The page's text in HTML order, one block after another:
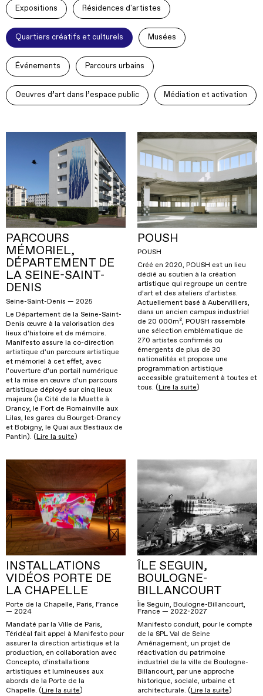
Expositions Résidences d'artistes
Quartiers créatifs et culturels Musées
Événements Parcours urbains
Oeuvres d’art dans l’espace public Médiation et activation
PARCOURS
MÉMORIEL,
DÉPARTEMENT DE
LA SEINE-SAINT-
DENIS
Seine-Saint-Denis — 2025
Le Département de la Seine-Saint-
Denis œuvre à la valorisation des
lieux d'histoire et de mémoire.
Manifesto assure la co-direction
artistique d’un parcours artistique
et mémoriel à cet effet, avec
l’ouverture d’un portail numérique
et la mise en œuvre d’un parcours
artistique déployé sur cinq lieux
majeurs (la Cité de la Muette à
Drancy, le Fort de Romainville aux
Lilas, les gares du Bourget-Drancy
et Bobigny, le Quai aux Bestiaux de
Pantin). (Lire la suite)
POUSH
POUSH
Créé en 2020, POUSH est un lieu
dédié au soutien à la création
artistique qui regroupe un centre
d’art et des ateliers d’artistes.
Actuellement basé à Aubervilliers,
dans un ancien campus industriel
de 20 000m², POUSH rassemble
une sélection emblématique de
270 artistes confirmés ou
émergents de plus de 30
nationalités et propose une
programmation artistique
accessible gratuitement à toutes et
tous. (Lire la suite)
INSTALLATIONS
VIDÉOS PORTE DE
LA CHAPELLE
Porte de la Chapelle, Paris, France
— 2024
Mandaté par la Ville de Paris,
Téridéal fait appel à Manifesto pour
assurer la direction artistique et la
production, en collaboration avec
Concepto, d’installations
artistiques et lumineuses aux
abords de la Porte de la
Chapelle. (Lire la suite)
ÎLE SEGUIN,
BOULOGNE-
BILLANCOURT
Île Seguin, Boulogne-Billancourt,
France — 2022-2027
Manifesto conduit, pour le compte
de la SPL Val de Seine
Aménagement, un projet de
réactivation du patrimoine
industriel de la ville de Boulogne-
Billancourt, par une approche
historique, sociale, urbaine et
architecturale. (Lire la suite)